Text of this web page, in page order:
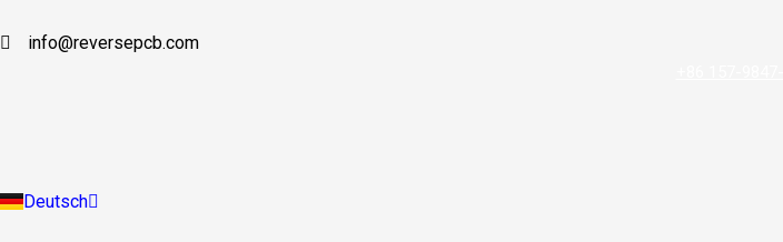
Inhaltinfo@reversepcb.com
Deutsch
English
Indonesia